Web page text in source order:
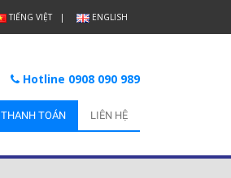
TIẾNG VIỆT ENGLISH
Hotline 0908 090 989
THANH TOÁN LIÊN HỆ